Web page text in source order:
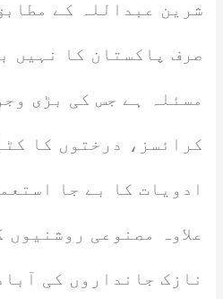
شرین عبداللہ کے
صرف پاکستان کا نہیں
مسئلہ ہے جس کی بڑی
کرائسز، درختوں کا
ادویات کا بے جا
علاوہ مصنوعی
نازک جانداروں کی